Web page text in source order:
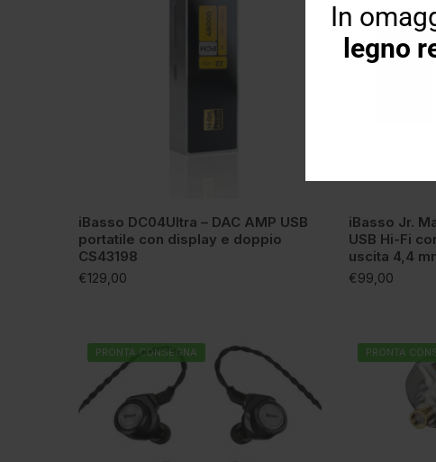
iBasso DC04Ultra – DAC AMP USB
portatile con display e doppio
CS43198
€129,00
iBasso Jr.
USB Hi-Fi
uscita 4,4
€99,00
PRONTA CONSEGNA PRONTA
In
legno